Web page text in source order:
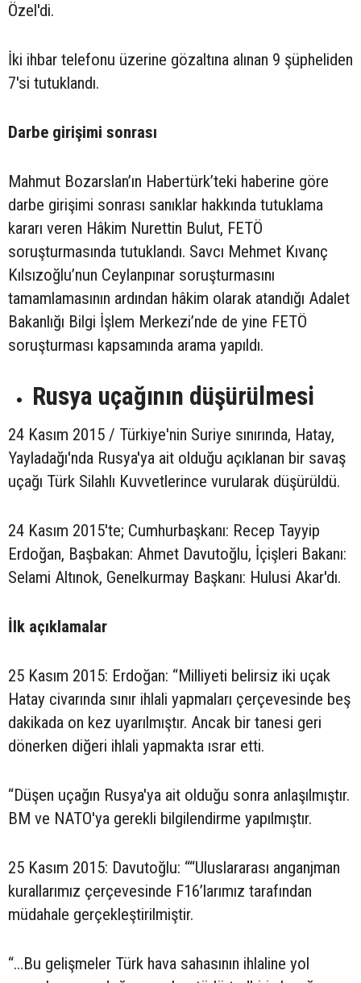
Özel'di.
İki ihbar telefonu üzerine gözaltına alınan 9 şüpheliden
7'si tutuklandı.
Darbe girişimi sonrası
Mahmut Bozarslan’ın Habertürk’teki haberine göre
darbe girişimi sonrası sanıklar hakkında tutuklama
kararı veren Hâkim Nurettin Bulut, FETÖ
soruşturmasında tutuklandı. Savcı Mehmet Kıvanç
Kılsızoğlu’nun Ceylanpınar soruşturmasını
tamamlamasının ardından hâkim olarak atandığı Adalet
Bakanlığı Bilgi İşlem Merkezi’nde de yine FETÖ
soruşturması kapsamında arama yapıldı.
Rusya uçağının düşürülmesi
24 Kasım 2015 / Türkiye'nin Suriye sınırında, Hatay,
Yayladağı'nda Rusya'ya ait olduğu açıklanan bir savaş
uçağı Türk Silahlı Kuvvetlerince vurularak düşürüldü.
24 Kasım 2015'te; Cumhurbaşkanı: Recep Tayyip
Erdoğan, Başbakan: Ahmet Davutoğlu, İçişleri Bakanı:
Selami Altınok, Genelkurmay Başkanı: Hulusi Akar'dı.
İlk açıklamalar
25 Kasım 2015: Erdoğan: “Milliyeti belirsiz iki uçak
Hatay civarında sınır ihlali yapmaları çerçevesinde beş
dakikada on kez uyarılmıştır. Ancak bir tanesi geri
dönerken diğeri ihlali yapmakta ısrar etti.
“Düşen uçağın Rusya'ya ait olduğu sonra anlaşılmıştır.
BM ve NATO'ya gerekli bilgilendirme yapılmıştır.
25 Kasım 2015: Davutoğlu: ““Uluslararası anganjman
kurallarımız çerçevesinde F16’larımız tarafından
müdahale gerçekleştirilmiştir.
“…Bu gelişmeler Türk hava sahasının ihlaline yol